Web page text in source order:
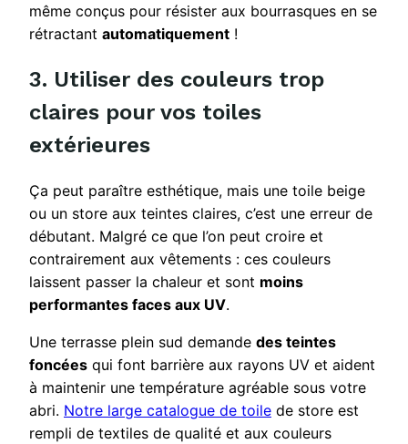
même conçus pour résister aux bourrasques en se
rétractant automatiquement !
3. Utiliser des couleurs trop
claires pour vos toiles
extérieures
Ça peut paraître esthétique, mais une toile beige
ou un store aux teintes claires, c’est une erreur de
débutant. Malgré ce que l’on peut croire et
contrairement aux vêtements : ces couleurs
laissent passer la chaleur et sont moins
performantes faces aux UV.
Une terrasse plein sud demande des teintes
foncées qui font barrière aux rayons UV et aident
à maintenir une température agréable sous votre
abri. Notre large catalogue de toile de store est
rempli de textiles de qualité et aux couleurs